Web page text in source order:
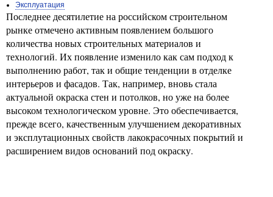
Эксплуатация
Последнее десятилетие на российском строительном
рынке отмечено активным появлением большого
количества новых строительных материалов и
технологий. Их появление изменило как сам подход к
выполнению работ, так и общие тенденции в отделке
интерьеров и фасадов. Так, например, вновь стала
актуальной окраска стен и потолков, но уже на более
высоком технологическом уровне. Это обеспечивается,
прежде всего, качественным улучшением декоративных
и эксплутационных свойств лакокрасочных покрытий и
расширением видов оснований под окраску.